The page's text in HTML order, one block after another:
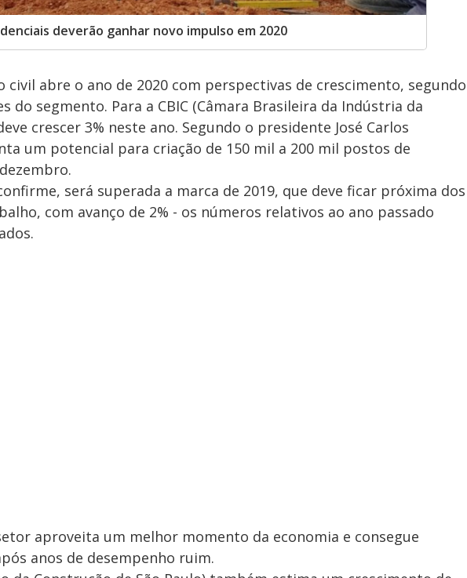
deverão ganhar novo impulso em 2020
civil abre o ano de 2020 com perspectivas de crescimento, segundo
do segmento. Para a CBIC (Câmara Brasileira da Indústria da
crescer 3% neste ano. Segundo o presidente José Carlos
um potencial para criação de 150 mil a 200 mil postos de
será superada a marca de 2019, que deve ficar próxima dos
com avanço de 2% - os números relativos ao ano passado
aproveita um melhor momento da economia e consegue
anos de desempenho ruim.